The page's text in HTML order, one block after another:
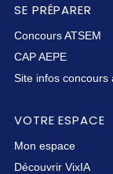
SE PRÉPARER
Concours ATSEM
CAP AEPE
Site infos concours
VOTRE ESPACE
Mon espace
Découvrir VixIA